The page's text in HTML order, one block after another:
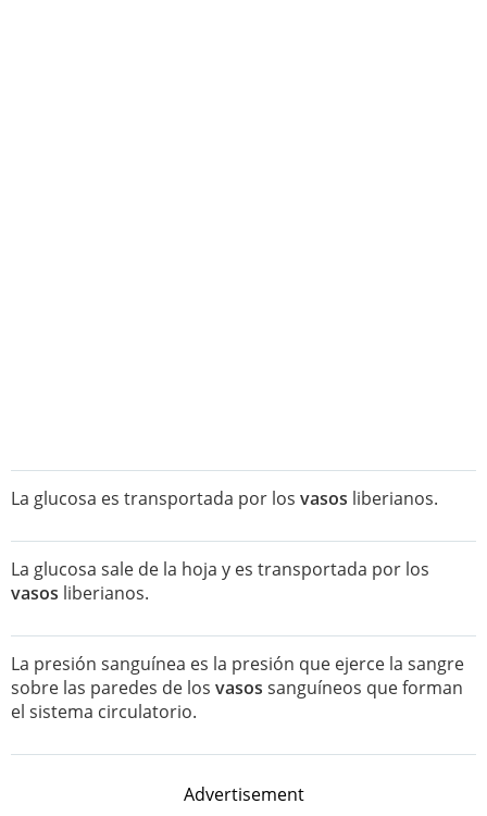
La glucosa es transportada por los vasos liberianos.
La glucosa sale de la hoja y es transportada por los
vasos liberianos.
La presión sanguínea es la presión que ejerce la sangre
sobre las paredes de los vasos sanguíneos que forman
el sistema circulatorio.
Advertisement